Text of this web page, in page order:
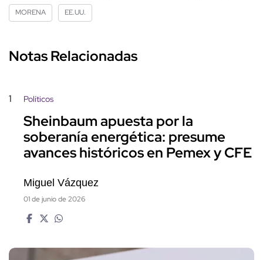
MORENA EE.UU.
Notas Relacionadas
1 Políticos
Sheinbaum apuesta por la
soberanía energética: presume
avances históricos en Pemex y CFE
Miguel Vázquez
01 de junio de 2026